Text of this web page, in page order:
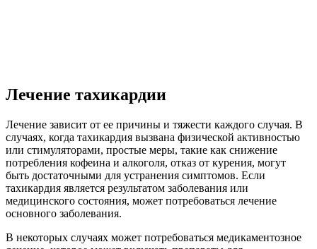
Лечение тахикардии
Лечение зависит от ее причины и тяжести каждого случая. В
случаях, когда тахикардия вызвана физической активностью
или стимуляторами, простые меры, такие как снижение
потребления кофеина и алкоголя, отказ от курения, могут
быть достаточными для устранения симптомов. Если
тахикардия является результатом заболевания или
медицинского состояния, может потребоваться лечение
основного заболевания.
В некоторых случаях может потребоваться медикаментозное